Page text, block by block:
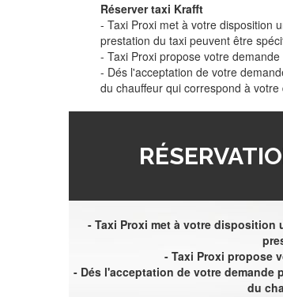
Réserver taxi Krafft
- Taxi Proxi met à votre disposition
prestation du taxi peuvent être
- Taxi Proxi propose votre
- Dés l'acceptation de votre
du chauffeur qui correspond à votre
- Taxi Proxi met à votre disposition
- Taxi Proxi propose
- Dés l'acceptation de votre demande
du